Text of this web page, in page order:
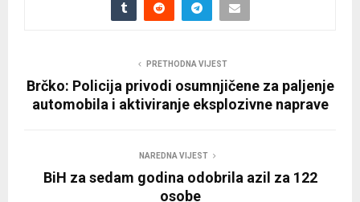
PRETHODNA VIJEST
Brčko: Policija privodi osumnjičene za paljenje
automobila i aktiviranje eksplozivne naprave
NAREDNA VIJEST
BiH za sedam godina odobrila azil za 122
osobe